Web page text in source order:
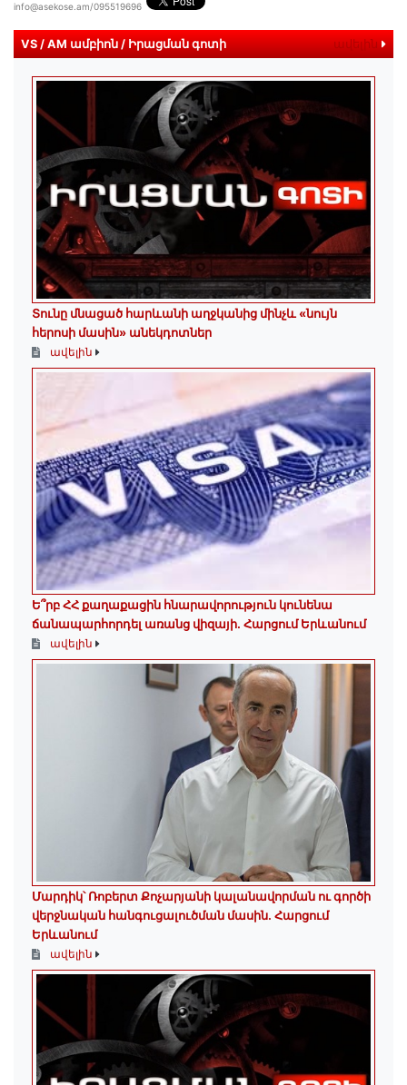
info@asekose.am/095519696
VS / AM ամբիոն / Իրացման գոտի ավելին
Տունը մնացած հարևանի աղջկանից մինչև «նույն
հերոսի մասին» անեկդոտներ
ավելին
Ե՞րբ ՀՀ քաղաքացին հնարավորություն կունենա
ճանապարհորդել առանց վիզայի. Հարցում Երևանում
ավելին
Մարդիկ՝ Ռոբերտ Քոչարյանի կալանավորման ու գործի
վերջնական հանգուցալուծման մասին. Հարցում
Երևանում
ավելին